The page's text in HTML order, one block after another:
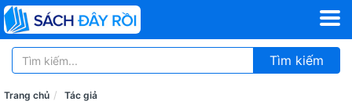
Tìm kiếm
Trang chủ Tác giả